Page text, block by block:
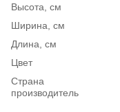
Высота, см
Ширина, см
Длина, см
Цвет
Страна
производитель